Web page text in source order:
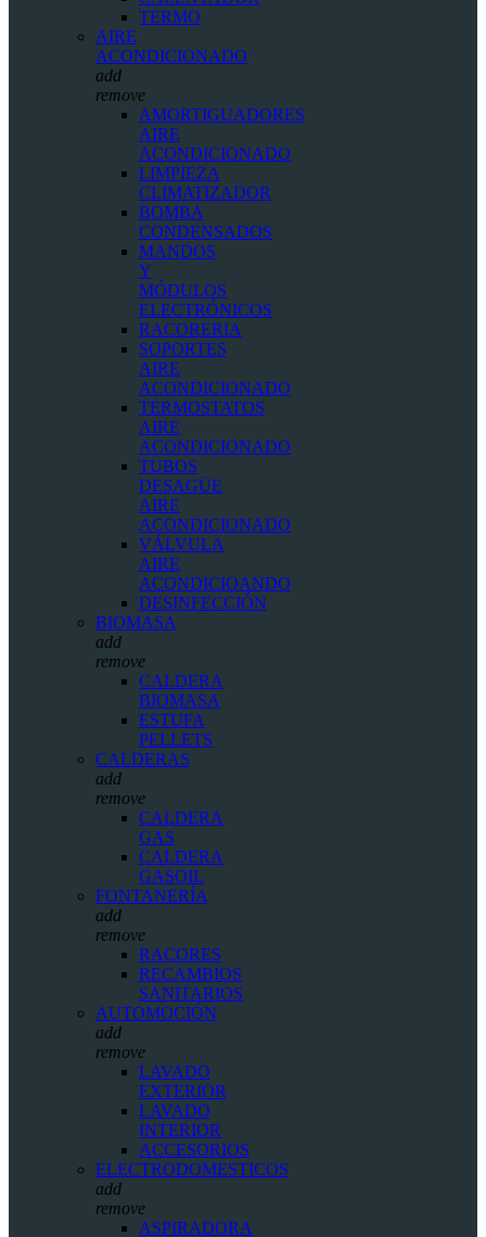
TERMO
AIRE
ACONDICIONADO
add
remove
AMORTIGUADORES
AIRE
ACONDICIONADO
LIMPIEZA
CLIMATIZADOR
BOMBA
CONDENSADOS
MANDOS
Y
MÓDULOS
ELECTRÓNICOS
RACORERIA
SOPORTES
AIRE
ACONDICIONADO
TERMOSTATOS
AIRE
ACONDICIONADO
TUBOS
DESAGÜE
AIRE
ACONDICIONADO
VÁLVULA
AIRE
ACONDICIOANDO
DESINFECCIÓN
BIOMASA
add
remove
CALDERA
BIOMASA
ESTUFA
PELLETS
CALDERAS
add
remove
CALDERA
GAS
CALDERA
GASOIL
FONTANERÍA
add
remove
RACORES
RECAMBIOS
SANITARIOS
AUTOMOCIÓN
add
remove
LAVADO
EXTERIOR
LAVADO
INTERIOR
ACCESORIOS
ELECTRODOMESTICOS
add
remove
ASPIRADORA